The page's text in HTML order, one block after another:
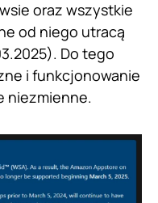
oraz wszystkie
od niego utracą
Do tego
i funkcjonowanie
niezmienne.